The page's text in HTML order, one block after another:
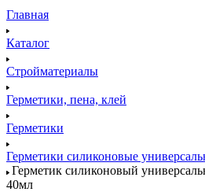
Главная
Каталог
Стройматериалы
Герметики, пена, клей
Герметики
Герметики силиконовые
Герметик силиконовый
40мл